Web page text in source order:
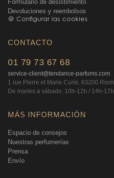
Formulario de desistimiento
Devoluciones y reembolsos
🍪 Configurar las cookies
CONTACTO
01 79 73 67 68
service-client@tendance-parfums.com
1 rue Pierre et Marie Curie, 63200 Riom
De martes a sábado, 10h-12h / 14h-17h
MÁS INFORMACIÓN
Espacio de consejos
Nuestras perfumerías
Prensa
Envío